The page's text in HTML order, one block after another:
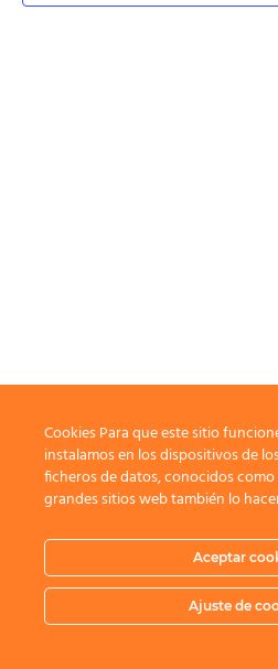
Cookies Para que este sitio
instalamos en los dispositivos de
ficheros de datos, conocidos
grandes sitios web también lo
Aceptar
Ajuste de